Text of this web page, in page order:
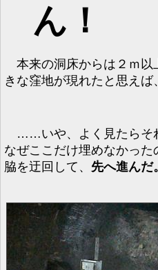
ん！
本来の洞床からは２ｍ以
きな窪地が現れたと思えば
……いや、よく見たらそ
なぜここだけ埋めなかっ
脇を迂回して、 先へ進んだ。